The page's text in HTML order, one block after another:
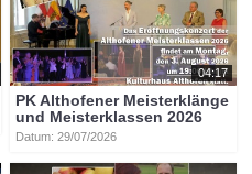
afritz am see
btv-kärnten
strobl
04:17
PK Althofener Meisterklänge
und Meisterklassen 2026
Datum: 29/07/2026